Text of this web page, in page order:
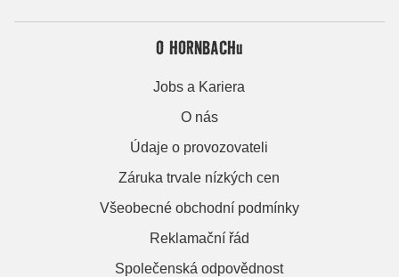
O HORNBACHu
Jobs a Kariera
O nás
Údaje o provozovateli
Záruka trvale nízkých cen
Všeobecné obchodní podmínky
Reklamační řád
Společenská odpovědnost